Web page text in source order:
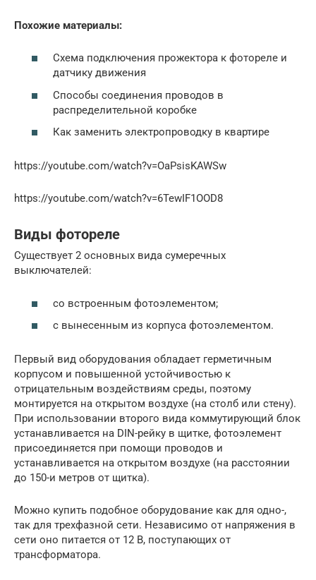
Похожие материалы:
Схема подключения прожектора к фотореле и
датчику движения
Способы соединения проводов в
распределительной коробке
Как заменить электропроводку в квартире
https://youtube.com/watch?v=OaPsisKAWSw
https://youtube.com/watch?v=6TewIF1OOD8
Виды фотореле
Существует 2 основных вида сумеречных
выключателей:
со встроенным фотоэлементом;
с вынесенным из корпуса фотоэлементом.
Первый вид оборудования обладает герметичным
корпусом и повышенной устойчивостью к
отрицательным воздействиям среды, поэтому
монтируется на открытом воздухе (на столб или стену).
При использовании второго вида коммутирующий блок
устанавливается на DIN-рейку в щитке, фотоэлемент
присоединяется при помощи проводов и
устанавливается на открытом воздухе (на расстоянии
до 150-и метров от щитка).
Можно купить подобное оборудование как для одно-,
так для трехфазной сети. Независимо от напряжения в
сети оно питается от 12 В, поступающих от
трансформатора.